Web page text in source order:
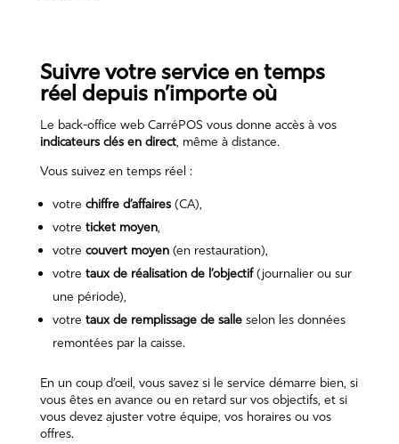
Suivre votre service en temps
réel depuis n’importe où
Le back-office web CarréPOS vous donne accès à vos
indicateurs clés en direct, même à distance.
Vous suivez en temps réel :
votre chiffre d’affaires(CA),
votre ticket moyen,
votre couvert moyen(en restauration),
votre taux de réalisation de l’objectif(journalier ou sur
une période),
votre taux de remplissage de salleselon les données
remontées par la caisse.
En un coup d’œil, vous savez si le service démarre bien, si
vous êtes en avance ou en retard sur vos objectifs, et si
vous devez ajuster votre équipe, vos horaires ou vos
offres.